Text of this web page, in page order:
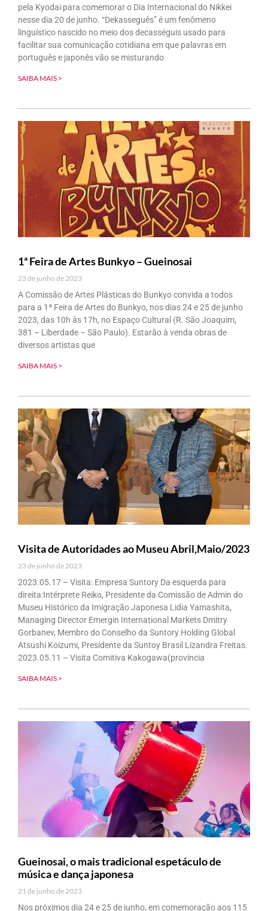
pela Kyodai para comemorar o Dia Internacional do Nikkei
nesse dia 20 de junho. “Dekasseguês” é um fenômeno
linguístico nascido no meio dos decasséguis usado para
facilitar sua comunicação cotidiana em que palavras em
português e japonês vão se misturando
SAIBA MAIS >
1ª Feira de Artes Bunkyo – Gueinosai
23 de junho de 2023
A Comissão de Artes Plásticas do Bunkyo convida a todos
para a 1ª Feira de Artes do Bunkyo, nos dias 24 e 25 de junho
2023, das 10h às 17h, no Espaço Cultural (R. São Joaquim,
381 – Liberdade – São Paulo). Estarão à venda obras de
diversos artistas que
SAIBA MAIS >
Visita de Autoridades ao Museu Abril,Maio/2023
23 de junho de 2023
2023.05.17 – Visita: Empresa Suntory Da esquerda para
direita:Intérprete Reiko, Presidente da Comissão de Admin do
Museu Histórico da Imigração Japonesa Lidia Yamashita,
Managing Director Emergin International Markets Dmitry
Gorbanev, Membro do Conselho da Suntory Holding Global
Atsushi Koizumi, Presidente da Suntoy Brasil Lizandra Freitas.
2023.05.11 – Visita Comitiva Kakogawa(província
SAIBA MAIS >
Gueinosai, o mais tradicional espetáculo de
música e dança japonesa
21 de junho de 2023
Nos próximos dia 24 e 25 de junho, em comemoração aos 115